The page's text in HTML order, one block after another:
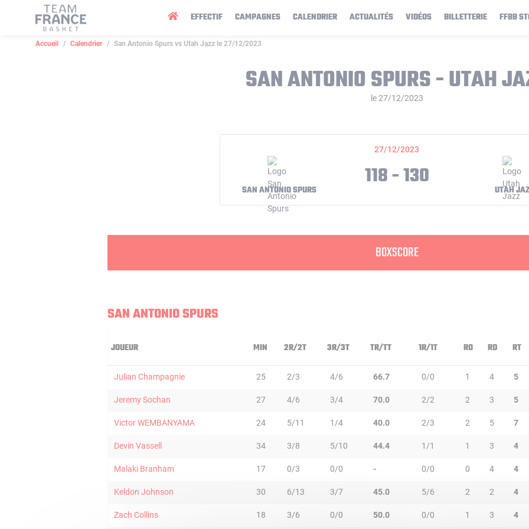
EFFECTIF CAMPAGNES CALENDRIER ACTUALITÉS VIDÉOS BILLETTERIE FFBB
Accueil Calendrier San Antonio Spurs vs Utah Jazz le 27/12/2023
SAN ANTONIO SPURS - UTAH
le 27/12/2023
27/12/2023
SAN ANTONIO SPURS 118 - 130 UTAH
BOXSCORE
SAN ANTONIO SPURS
JOUEUR MIN 2R/2T 3R/3T TR/TT 1R/1T RO RD RT
Julian Champagnie 25 2/3 4/6 66.7 0/0 1 4 5
Jeremy Sochan 27 4/6 3/4 70.0 2/2 2 3 5
Victor WEMBANYAMA 24 5/11 1/4 40.0 2/3 2 5 7
Devin Vassell 34 3/8 5/10 44.4 1/1 1 3 4
Malaki Branham 17 0/3 0/0 - 0/0 0 4 4
Keldon Johnson 30 6/13 3/7 45.0 5/6 2 2 4
Zach Collins 18 3/6 0/0 50.0 0/0 1 3 4
Panneau de gestion des cookies